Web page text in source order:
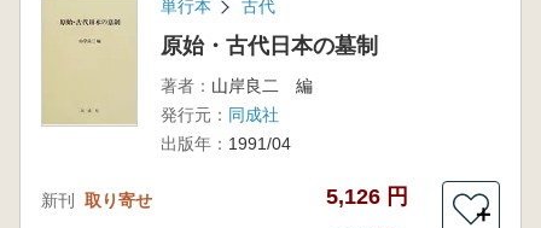
単行本 古代
原始・古代日本の墓制
著者： 山岸良二 編
発行元： 同成社
出版年： 1991/04
新刊 取り寄せ 5,126 円
＋